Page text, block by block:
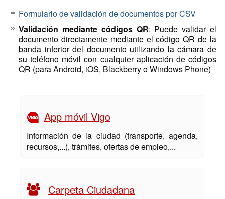
Formulario de validación de documentos por CSV
Validación mediante códigos QR: Puede validar el
documento directamente mediante el código QR de la
banda inferior del documento utilizando la cámara de
su teléfono móvil con cualquier aplicación de códigos
QR (para Android, iOS, Blackberry o Windows Phone)
App móvil Vigo
Información de la ciudad (transporte, agenda,
recursos,...), trámites, ofertas de empleo,...
Carpeta Ciudadana